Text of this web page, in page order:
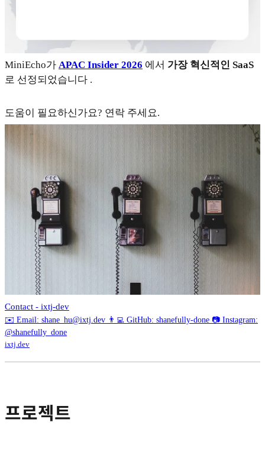
MiniEcho가 APAC Insider 2026 에서 가장 혁신적인 SaaS
로 선정되었습니다 .
도움이 필요하신가요? 연락 주세요.
Contact - ixtj-dev
✉️ Email: shane_hu@ixtj.dev 👨‍💻 GitHub: shanefully-done 📷 Instagram:
@shanefully_done
ixtj.dev
프로젝트